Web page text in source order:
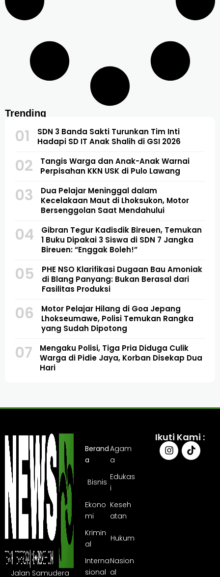
Trending
01
SDN 3 Banda Sakti Turunkan Tim Inti
Hadapi SD IT Anak Shalih di GSI 2026
02
Tangis Warga dan Anak-Anak Warnai
Perpisahan KKN USK di Pulo Lawang
03
Dua Pelajar Meninggal dalam
Kecelakaan Maut di Lhoksukon, Motor
Bersenggolan Saat Mendahului
04
Gibran Tegur Kadisdik Bireuen, Temukan
1 Buku Dipakai 3 Siswa di SDN 7 Jangka
Bireuen: “Enggak Boleh!”
05
PHE NSO Klarifikasi Dugaan Bau Amoniak
di Blang Panyang: Bukan Berasal dari
Fasilitas Produksi
06
Motor Pelajar Hilang di Goa Jepang
Lhokseumawe, Polisi Temukan Rangka
yang Sudah Dipotong
07
Mengaku Polisi, Tiga Pria Diduga Culik
Warga di Pidie Jaya, Korban Disekap Dua
Hari
Jalan Samudera
Berand
a
Agam
a
Bisnis
Edukas
i
Ekono
mi
Keseh
atan
Krimin
al
Hukum
Interna
sional
Nasion
al
Ikuti Kami :